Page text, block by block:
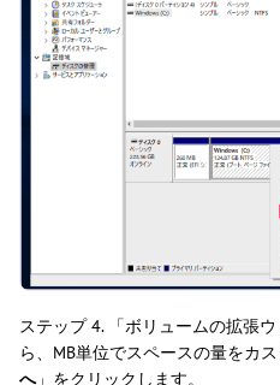
ステップ 4. 「ボリュームの拡張
ら、MB単位でスペースの量をカ
へ」をクリックします。